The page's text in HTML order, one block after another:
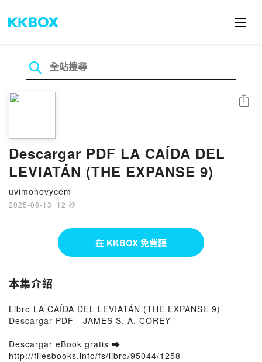
Descargar PDF LA CAÍDA DEL
LEVIATÁN (THE EXPANSE 9)
uvimohovycem
2025-06-13 · 12 秒
分享
在 KKBOX 免費聽
本集介紹
Libro LA CAÍDA DEL LEVIATÁN (THE EXPANSE 9)
Descargar PDF - JAMES S. A. COREY
Descargar eBook gratis ➡
http://filesbooks.info/fs/libro/95044/1258